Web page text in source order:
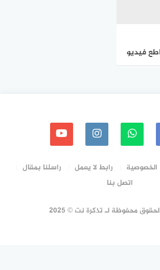
فيديو
رابط لا يعمل
راسلنا بمقال
اتصل بنا
محفوظة لـ تذكرة نت © 2025